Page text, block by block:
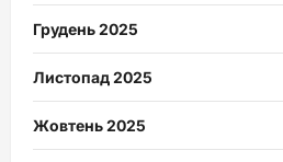
Грудень 2025
Листопад 2025
Жовтень 2025